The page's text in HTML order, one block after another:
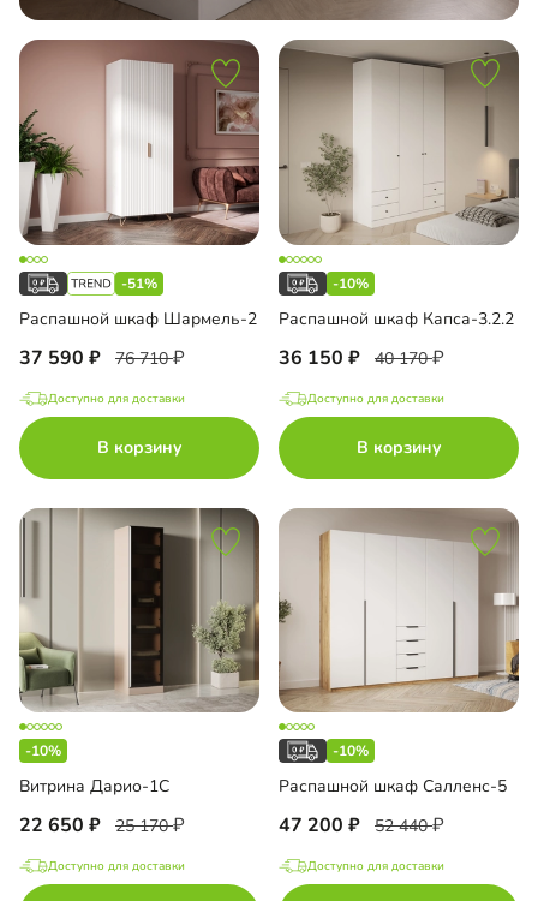
-51%
Распашной шкаф Шармель-2
37 590 76 710
Доступно для доставки
В корзину
-10%
Распашной шкаф Капса-3.2.2
36 150 40 170
Доступно для доставки
В корзину
-10%
Витрина Дарио-1С
22 650 25 170
Доступно для доставки
-10%
Распашной шкаф Салленс-5
47 200 52 440
Доступно для доставки